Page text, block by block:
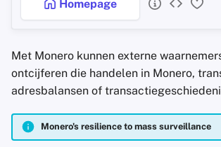
Homepage
Met Monero kunnen externe
ontcijferen die handelen in Monero,
adresbalansen of
Monero's resilience to mass surveillance